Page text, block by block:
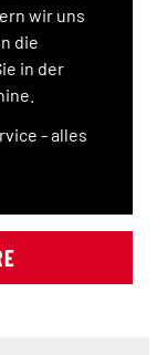
wir uns
die
in der
- alles